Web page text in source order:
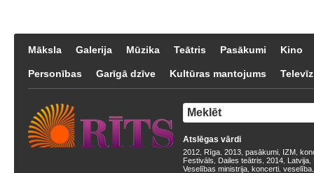
Māksla Galerija Mūzika Teātris Pasākumi Kino
Personības Garīgā dzīve Kultūras mantojums
Atslēgas vārdi
2012 Rīga 2013 pasākumi IZM
Festivāls
Dailes teātris 2014 Latvija
Veselības ministrija koncerti veselība